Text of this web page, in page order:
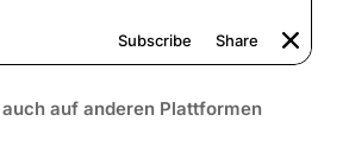
auf anderen Plattformen